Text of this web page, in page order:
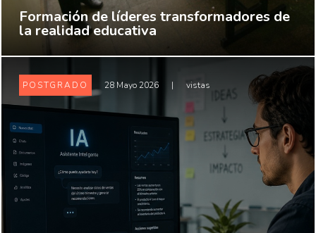
Formación de líderes transformadores de
la realidad educativa
POSTGRADO 28 Mayo 2026 | vistas